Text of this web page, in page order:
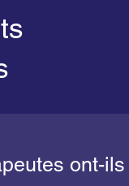
ont-ils